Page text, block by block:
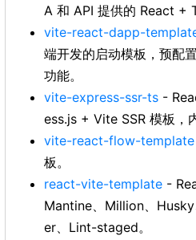
A 和 API 提供的 React +
vite-react-dapp-
端开发的启动模板，预配
功能。
vite-express-ssr-ts -
ess.js + Vite SSR 模板，
vite-react-flow-template
板。
react-vite-template -
Mantine、Million、
er、Lint-staged。